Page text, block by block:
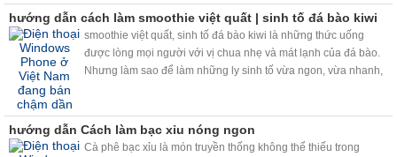
hướng dẫn cách làm smoothie việt quất | sinh tố đá bào kiwi
smoothie việt quất, sinh tố đá bào kiwi là những thức uống
được lòng mọi người với vị chua nhẹ và mát lạnh của đá bào.
Nhưng làm sao để làm những ly sinh tố vừa ngon, vừa nhanh,
hướng dẫn Cách làm bạc xỉu nóng ngon
Cà phê bạc xỉu là món truyền thống không thể thiếu trong